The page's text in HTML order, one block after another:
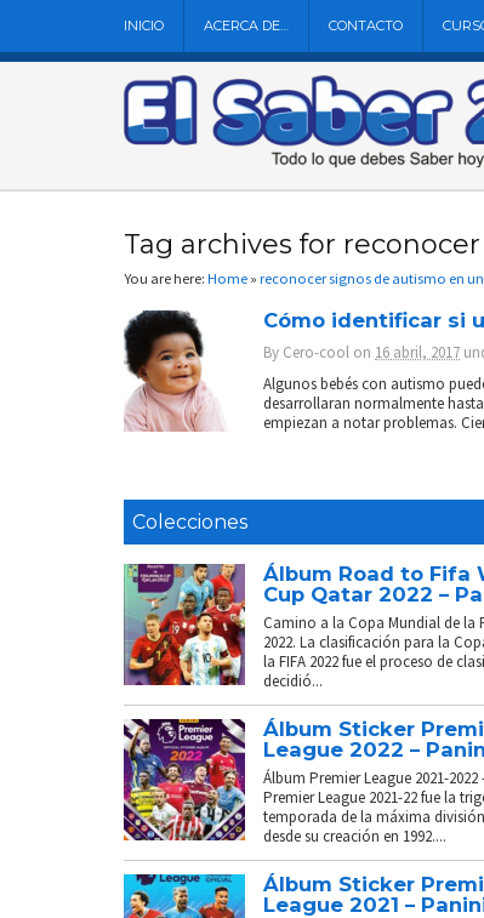
INICIO ACERCA DE… CONTACTO
Tag archives for
You are here: Home » reconocer signos de autismo en
Cómo identificar si
By Cero-cool on 16 abril, 2017
Algunos bebés con autismo
desarrollaran normalmente
empiezan a notar problemas.
Colecciones
Álbum Road to Fifa
Cup Qatar 2022 –
Camino a la Copa Mundial de la
2022. La clasificación para la
la FIFA 2022 fue el proceso de
decidió...
Álbum Sticker
League 2022 –
Álbum Premier League 2021-2022
Premier League 2021-22 fue la
temporada de la máxima
desde su creación en 1992....
Álbum Sticker
League 2021 –